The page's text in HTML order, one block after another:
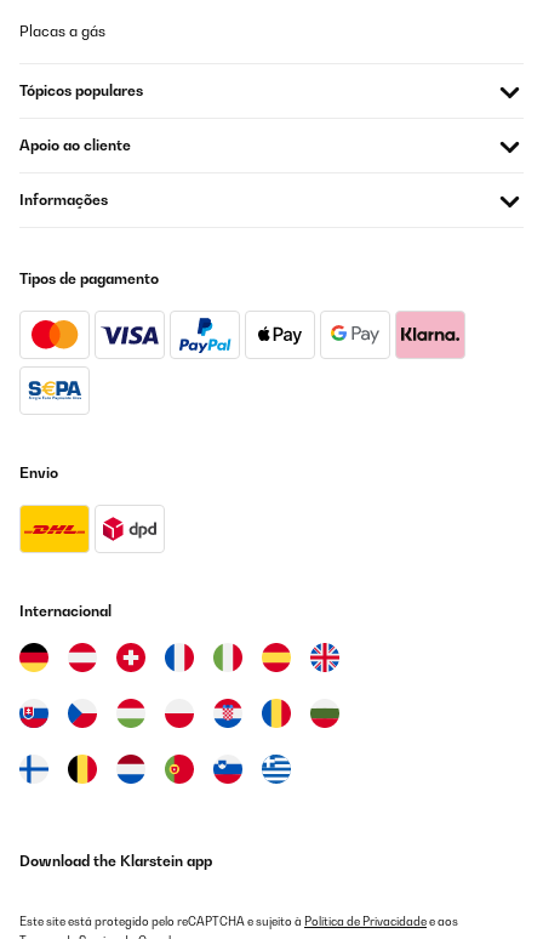
Traduzir
AVALIAÇÃO COMPROVADA
Utilisateur d'Amazon
Traduzir
S adapte parfaitement à ma hote
Utilisateur d'Amazon
Amazon-Benutzer
Placas a gás
Tópicos populares
Apoio ao cliente
Informações
Tipos de pagamento
Envio
Internacional
Download the Klarstein app
Este site está protegido pelo reCAPTCHA e sujeito à Política de Privacidadee aos